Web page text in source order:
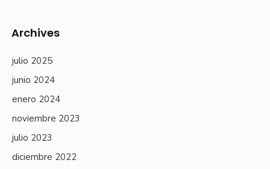
Archives
julio 2025
junio 2024
enero 2024
noviembre 2023
julio 2023
diciembre 2022